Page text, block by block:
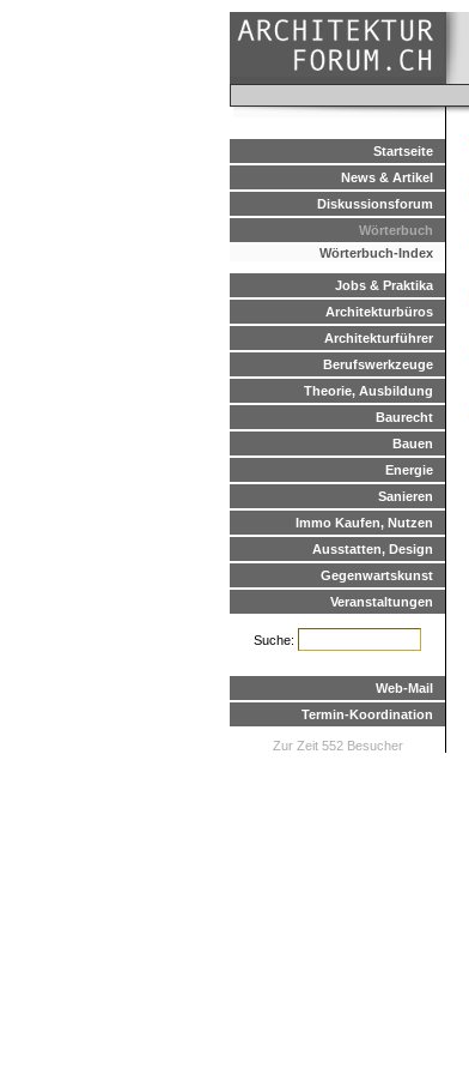
Startseite
News & Artikel
Diskussionsforum
Wörterbuch
Wörterbuch-Index
Jobs & Praktika
Architekturbüros
Architekturführer
Berufswerkzeuge
Theorie, Ausbildung
Baurecht
Bauen
Energie
Sanieren
Immo Kaufen, Nutzen
Ausstatten, Design
Gegenwartskunst
Veranstaltungen
Suche:
Web-Mail
Termin-Koordination
Zur Zeit 552 Besucher